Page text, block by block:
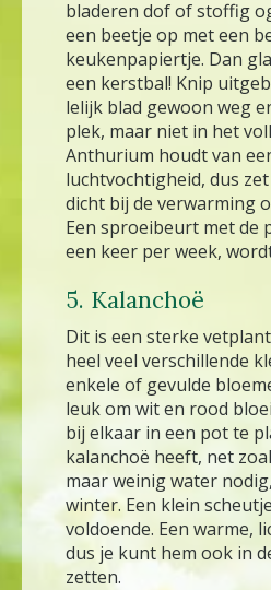
bladeren dof of stoffig
een beetje op met een
keukenpapiertje. Dan
een kerstbal! Knip
lelijk blad gewoon weg
plek, maar niet in het
Anthurium houdt van
luchtvochtigheid, dus
dicht bij de verwarming
Een sproeibeurt met de
een keer per week,
5. Kalanchoë
Dit is een sterke
heel veel verschillende
enkele of gevulde
leuk om wit en rood
bij elkaar in een pot te
kalanchoë heeft, net
maar weinig water
winter. Een klein
voldoende. Een warme,
dus je kunt hem ook in
zetten.